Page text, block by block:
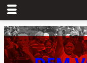
Zum
Inhalt
springen